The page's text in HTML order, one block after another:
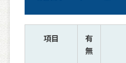
項目
有
無